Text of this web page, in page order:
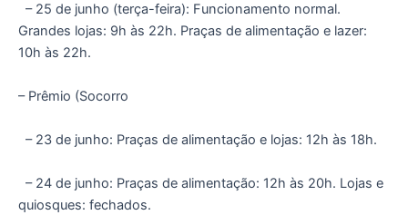
– 25 de junho (terça-feira): Funcionamento normal.
Grandes lojas: 9h às 22h. Praças de alimentação e lazer:
10h às 22h.
– Prêmio (Socorro
– 23 de junho: Praças de alimentação e lojas: 12h às 18h.
– 24 de junho: Praças de alimentação: 12h às 20h. Lojas e
quiosques: fechados.